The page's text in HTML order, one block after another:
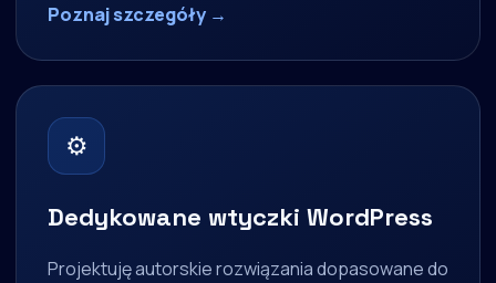
Poznaj szczegóły →
⚙
Dedykowane wtyczki WordPress
Projektuję autorskie rozwiązania dopasowane do